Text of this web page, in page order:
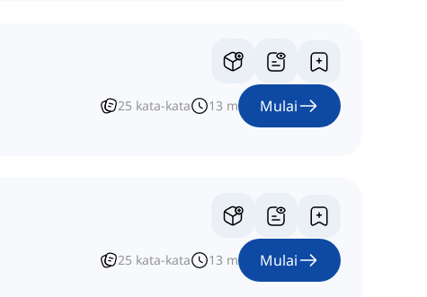
25 kata-kata 13 m Mulai
25 kata-kata 13 m Mulai